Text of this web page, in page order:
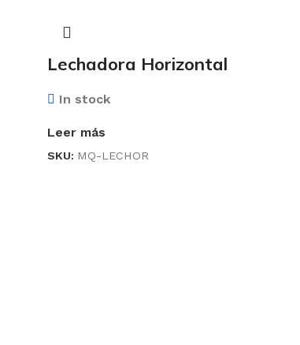
Lechadora Horizontal
In stock
Leer más
SKU: MQ-LECHOR